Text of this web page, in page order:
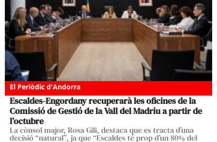
El Periòdic d'Andorra
Escaldes-Engordany recuperarà les oficines de la
Comissió de Gestió de la Vall del Madriu a partir de
l’octubre
La cònsol major, Rosa Gili, destaca que es tracta d’una
decisió “natural”, ja que “Escaldes té prop d’un 80% del